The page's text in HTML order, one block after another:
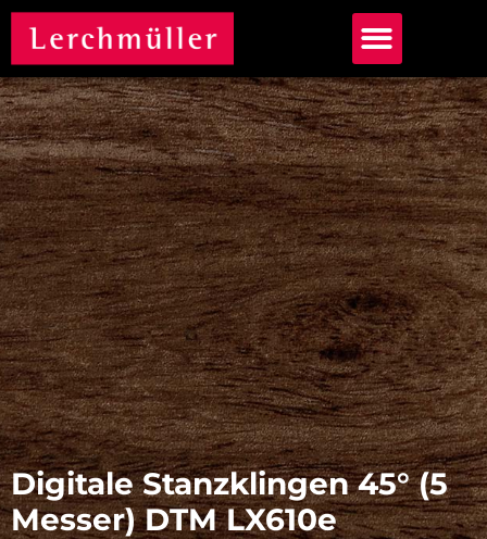
Digitale Stanzklingen 45° (5
Messer) DTM LX610e